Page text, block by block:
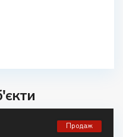
Продаж